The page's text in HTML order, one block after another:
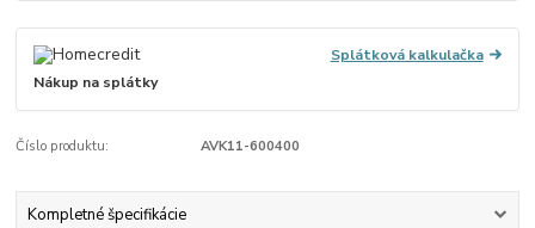
Splátková kalkulačka
Nákup na splátky
Číslo produktu: AVK11-600400
Kompletné špecifikácie